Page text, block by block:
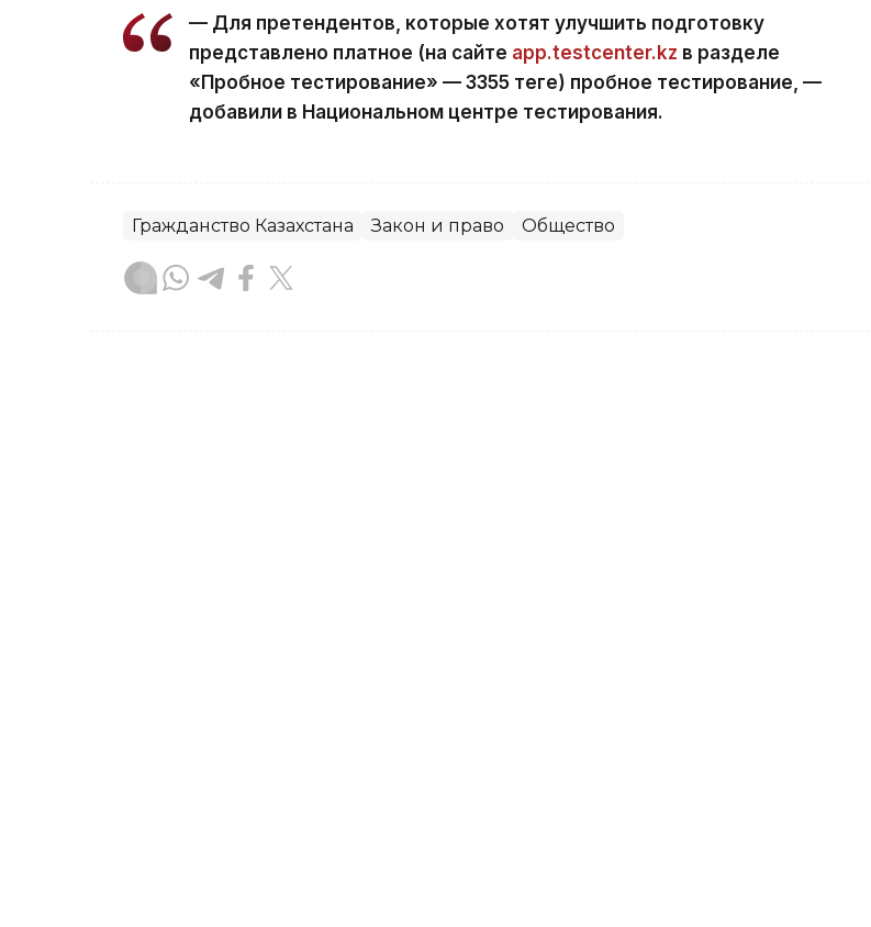
— Для претендентов, которые хотят улучшить подготовку
представлено платное (на сайте app.testcenter.kz в разделе
«Пробное тестирование» — 3355 теңге) пробное тестирование, —
добавили в Национальном центре тестирования.
Гражданство Казахстана Закон и право Общество